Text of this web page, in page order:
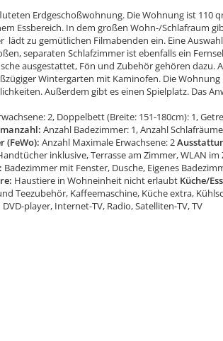
Erdgeschoßwohnung. Die Wohnung ist 110
Essbereich. In dem großen Wohn-/Schlafraum
zu gemütlichen Filmabenden ein. Eine
separaten Schlafzimmer ist ebenfalls ein
ausgestattet, Fön und Zubehör gehören dazu.
Wintergarten mit Kaminofen. Die Wohnung
Außerdem gibt es einen Spielplatz. Das
2, Doppelbett (Breite: 151-180cm): 1,
Anzahl Badezimmer: 1, Anzahl
(FeWo): Anzahl Maximale Erwachsene: 2
inklusive, Terrasse am Zimmer, WLAN
Badezimmer mit Fenster, Dusche, Eigenes
Haustiere in Wohneinheit nicht erlaubtKüche/
Teezubehör, Kaffeemaschine, Küche extra,
DVD-player, Internet-TV, Radio, Satelliten-TV, TV